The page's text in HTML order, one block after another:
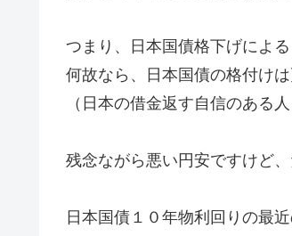
つまり、日本国債格下げによ
何故なら、日本国債の格付け
（日本の借金返す自信のある
残念ながら悪い円安ですけど
日本国債１０年物利回りの最